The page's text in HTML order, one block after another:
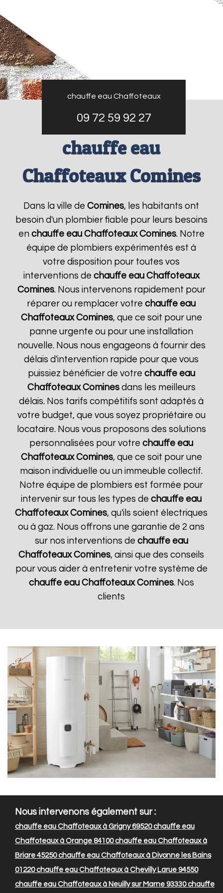
chauffe eau Chaffoteaux
09 72 59 92 27
chauffe eau
Chaffoteaux Comines
Dans la ville deComines, les habitants ont
besoin d'un plombier fiable pour leurs besoins
en chauffe eau Chaffoteaux Comines. Notre
équipe de plombiers expérimentés est à
votre disposition pour toutes vos
interventions de chauffe eau Chaffoteaux
Comines. Nous intervenons rapidement pour
réparer ou remplacer votrechauffe eau
Chaffoteaux Comines, que ce soit pour une
panne urgente ou pour une installation
nouvelle. Nous nous engageons à fournir des
délais d'intervention rapide pour que vous
puissiez bénéficier de votre chauffe eau
Chaffoteaux Cominesdans les meilleurs
délais. Nos tarifs compétitifs sont adaptés à
votre budget, que vous soyez propriétaire ou
locataire. Nous vous proposons des solutions
personnalisées pour votrechauffe eau
Chaffoteaux Comines, que ce soit pour une
maison individuelle ou un immeuble collectif.
Notre équipe de plombiers est formée pour
intervenir sur tous les types dechauffe eau
Chaffoteaux Comines, qu'ils soient électriques
ou à gaz. Nous offrons une garantie de 2 ans
sur nos interventions de chauffe eau
Chaffoteaux Comines, ainsi que des conseils
pour vous aider à entretenir votre système de
chauffe eau Chaffoteaux Comines. Nos
clients
Nous intervenons également sur :
chauffe eau Chaffoteaux à Grigny 69520chauffe eau
Chaffoteaux à Orange 84100chauffe eau Chaffoteaux à
Briare 45250chauffe eau Chaffoteaux à Divonne les Bains
01220chauffe eau Chaffoteaux à Chevilly Larue 94550
chauffe eau Chaffoteaux à Neuilly sur Marne 93330chauffe